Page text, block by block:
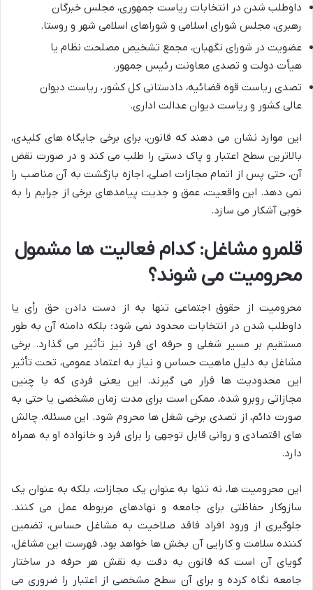
داوطلب شدن در انتخابات ریاست جمهوری، مجلس خبرگان
رهبری، مجلس شورای اسلامی و شوراهای اسلامی شهر و روستا.
عضویت در شورای نگهبان، مجمع تشخیص مصلحت نظام یا
هیأت دولت و تصدی معاونت رئیس جمهور.
تصدی ریاست قوه قضائیه، دادستانی کل کشور، ریاست دیوان
عالی کشور و ریاست دیوان عدالت اداری.
این موارد نشان می دهند که قانون، برای برخی جایگاه های کلیدی،
بالاترین سطح اعتبار و پاک دستی را طلب می کند و در صورت نقض
آن، حتی پس از اتمام مجازات اصلی، اجازه بازگشت به آن مناصب را
نمی دهد. این واقعیت، عمق و جدیت پیامدهای برخی از جرایم را به
خوبی آشکار می سازد.
قلمرو مشاغل: کدام فعالیت ها مشمول
محرومیت می شوند؟
محرومیت از حقوق اجتماعی تنها به از دست دادن حق رأی یا
داوطلب شدن در انتخابات محدود نمی شود؛ بلکه دامنه آن به طور
مستقیم بر مسیر شغلی و حرفه ای فرد نیز تأثیر می گذارد. برخی
مشاغل به دلیل ماهیت حساس و نیاز به اعتماد عمومی، تحت تأثیر
این محدودیت ها قرار می گیرند. این یعنی فردی که با چنین
مجازاتی روبرو شده، ممکن است برای مدت زمان مشخصی یا حتی به
صورت دائم، از تصدی برخی شغل ها محروم شود. این مسئله، چالش
های اقتصادی و روانی قابل توجهی را برای فرد و خانواده او به همراه
دارد.
این محرومیت ها، نه تنها به عنوان یک مجازات، بلکه به عنوان یک
سازوکار حفاظتی برای جامعه و نهادهای مربوطه عمل می کنند.
جلوگیری از ورود افراد فاقد صلاحیت به مشاغل حساس، تضمین
کننده سلامت و کارایی آن بخش ها خواهد بود. فهرست این مشاغل،
گویای آن است که قانون به دقت به نقش هر حرفه در ساختار
جامعه نگاه کرده و برای آن سطح مشخصی از اعتبار را ضروری می